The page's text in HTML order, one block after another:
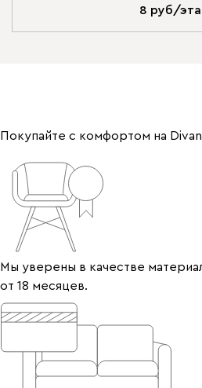
8 руб/
Покупайте с комфортом на
Мы уверены в качестве
от 18 месяцев.